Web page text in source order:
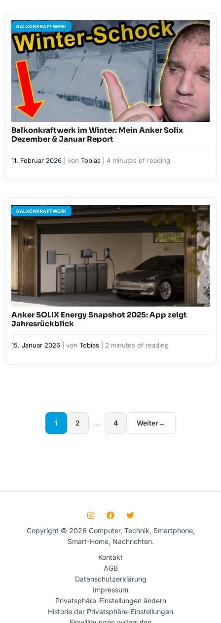
Balkonkraftwerk im Winter: Mein Anker Solix
Dezember & Januar Report
11. Februar 2026 | von Tobias 4 minutes of reading
BALKONKRAFTWERK
Anker SOLIX Energy Snapshot 2025: App zeigt
Jahresrückblick
15. Januar 2026 | von Tobias 2 minutes of reading
BALKONKRAFTWERK
1 2 … 4 Weiter→
Copyright © 2026 Computer, Technik, Smartphone,
Smart-Home, Nachrichten.
Kontakt
AGB
Datenschutzerklärung
Impressum
Privatsphäre-Einstellungen ändern
Historie der Privatsphäre-Einstellungen